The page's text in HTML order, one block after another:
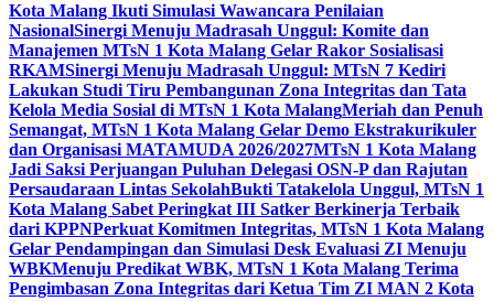
Kota Malang Ikuti Simulasi Wawancara Penilaian
NasionalSinergi Menuju Madrasah Unggul: Komite dan
Manajemen MTsN 1 Kota Malang Gelar Rakor Sosialisasi
RKAMSinergi Menuju Madrasah Unggul: MTsN 7 Kediri
Lakukan Studi Tiru Pembangunan Zona Integritas dan Tata
Kelola Media Sosial di MTsN 1 Kota MalangMeriah dan Penuh
Semangat, MTsN 1 Kota Malang Gelar Demo Ekstrakurikuler
dan Organisasi MATAMUDA 2026/2027MTsN 1 Kota Malang
Jadi Saksi Perjuangan Puluhan Delegasi OSN-P dan Rajutan
Persaudaraan Lintas SekolahBukti Tatakelola Unggul, MTsN 1
Kota Malang Sabet Peringkat III Satker Berkinerja Terbaik
dari KPPNPerkuat Komitmen Integritas, MTsN 1 Kota Malang
Gelar Pendampingan dan Simulasi Desk Evaluasi ZI Menuju
WBKMenuju Predikat WBK, MTsN 1 Kota Malang Terima
Pengimbasan Zona Integritas dari Ketua Tim ZI MAN 2 Kota